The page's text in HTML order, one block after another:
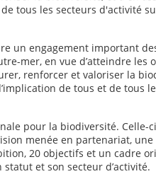
tous les secteurs d'activité
un engagement important
mer, en vue d’atteindre les
renforcer et valoriser la
de tous et de tous
pour la biodiversité. Celle-
menée en partenariat,
20 objectifs et un cadre
et son secteur d’activité.